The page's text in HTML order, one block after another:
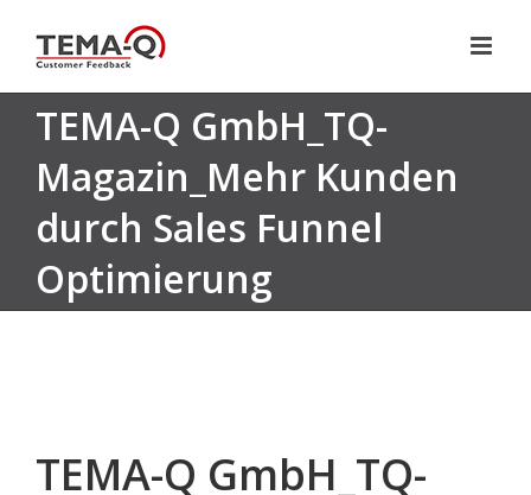
Inhalt
springen
TEMA-Q GmbH_TQ-
Magazin_Mehr Kunden
durch Sales Funnel
Optimierung
TEMA-Q GmbH_TQ-